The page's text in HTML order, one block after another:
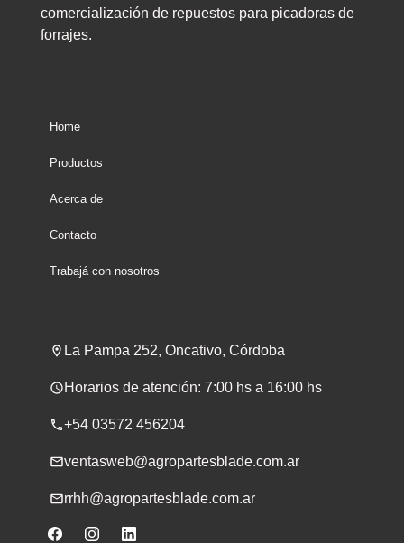
comercialización de repuestos para picadoras de
forrajes.
Home
Productos
Acerca de
Contacto
Trabajá con nosotros
La Pampa 252, Oncativo, Córdoba
Horarios de atención: 7:00 hs a 16:00 hs
+54 03572 456204
ventasweb@agropartesblade.com.ar
rrhh@agropartesblade.com.ar